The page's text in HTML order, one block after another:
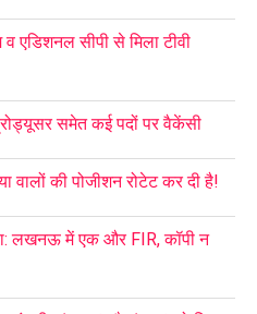
एडिशनल सीपी से मिला टीवी
समेत कई पदों पर वैकेंसी
की पोजीशन रोटेट कर दी है!
लखनऊ में एक और FIR, कॉपी न